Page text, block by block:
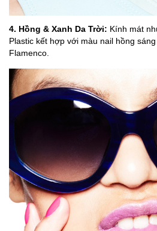
4. Hồng & Xanh Da Trời: Kính mát
Plastic kết hợp với màu nail hồng
Flamenco.